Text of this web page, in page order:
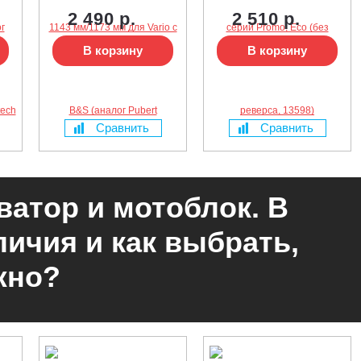
Contitech VA450)
2 490 р.
В корзину
Сравнить
2 510 р.
В корзину
Сравнить
и мотоблок. В
и как выбрать,